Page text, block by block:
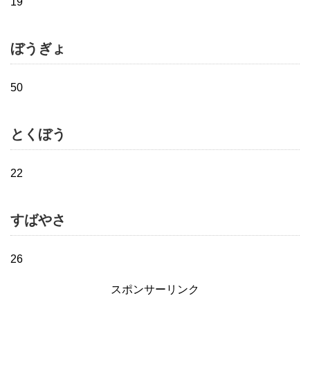
ぼうぎょ
50
とくぼう
22
すばやさ
26
スポンサーリンク